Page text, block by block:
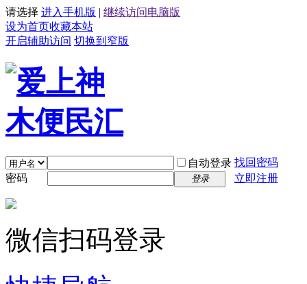
请选择 进入手机版 | 继续访问电脑版
设为首页收藏本站
开启辅助访问 切换到窄版
自动登录 找回密码
密码
登录 立即注册
微信扫码登录